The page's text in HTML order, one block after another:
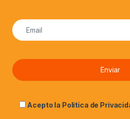
Acepto la Política de